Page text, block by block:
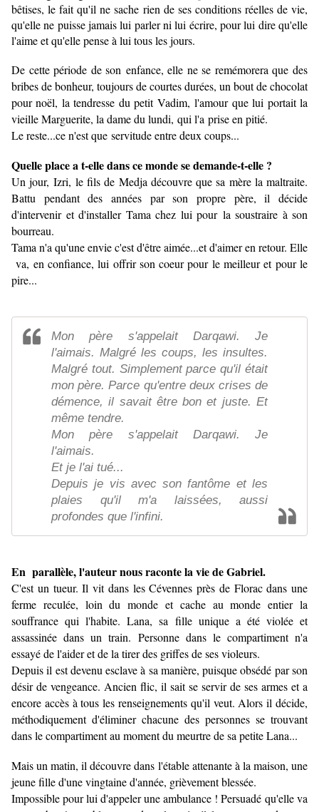
bêtises, le fait qu'il ne sache rien de ses conditions réelles de vie,
qu'elle ne puisse jamais lui parler ni lui écrire, pour lui dire qu'elle
l'aime et qu'elle pense à lui tous les jours.
De cette période de son enfance, elle ne se remémorera que des
bribes de bonheur, toujours de courtes durées, un bout de chocolat
pour noël, la tendresse du petit Vadim, l'amour que lui portait la
vieille Marguerite, la dame du lundi, qui l'a prise en pitié.
Le reste...ce n'est que servitude entre deux coups...
Quelle place a t-elle dans ce monde se demande-t-elle ?
Un jour, Izri, le fils de Medja découvre que sa mère la maltraite.
Battu pendant des années par son propre père, il décide
d'intervenir et d'installer Tama chez lui pour la soustraire à son
bourreau.
Tama n'a qu'une envie c'est d'être aimée...et d'aimer en retour. Elle
va, en confiance, lui offrir son coeur pour le meilleur et pour le
pire...
Mon père s'appelait Darqawi. Je
l'aimais. Malgré les coups, les insultes.
Malgré tout. Simplement parce qu'il était
mon père. Parce qu'entre deux crises de
démence, il savait être bon et juste. Et
même tendre.
Mon père s'appelait Darqawi. Je
l'aimais.
Et je l'ai tué...
Depuis je vis avec son fantôme et les
plaies qu'il m'a laissées, aussi
profondes que l'infini.
En parallèle, l'auteur nous raconte la vie de Gabriel.
C'est un tueur. Il vit dans les Cévennes près de Florac dans une
ferme reculée, loin du monde et cache au monde entier la
souffrance qui l'habite. Lana, sa fille unique a été violée et
assassinée dans un train. Personne dans le compartiment n'a
essayé de l'aider et de la tirer des griffes de ses violeurs.
Depuis il est devenu esclave à sa manière, puisque obsédé par son
désir de vengeance. Ancien flic, il sait se servir de ses armes et a
encore accès à tous les renseignements qu'il veut. Alors il décide,
méthodiquement d'éliminer chacune des personnes se trouvant
dans le compartiment au moment du meurtre de sa petite Lana...
Mais un matin, il découvre dans l'étable attenante à la maison, une
jeune fille d'une vingtaine d'année, grièvement blessée.
Impossible pour lui d'appeler une ambulance ! Persuadé qu'elle va